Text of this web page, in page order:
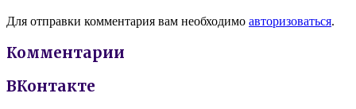
Для отправки комментария вам необходимо авторизоваться.
Комментарии
ВКонтакте